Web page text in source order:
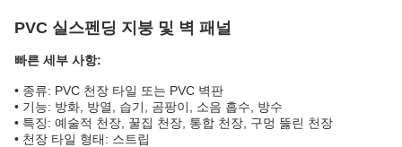
PVC 실스펜딩 지붕 및 벽 패널
빠른 세부 사항:
• 종류: PVC 천장 타일 또는 PVC 벽판
• 기능: 방화, 방열, 습기, 곰팡이, 소음 흡수, 방수
• 특징: 예술적 천장, 꿀집 천장, 통합 천장, 구멍 뚫린 천장
• 천장 타일 형태: 스트립